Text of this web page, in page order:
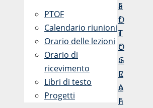
a
f
i
c
a
C
o
n
F
O
T
O
G
R
A
F
PTOF
Calendario riunioni
Orario delle lezioni
Orario di
ricevimento
Libri di testo
Progetti